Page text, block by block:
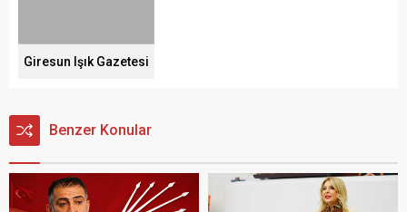
Giresun Işık Gazetesi
Benzer Konular